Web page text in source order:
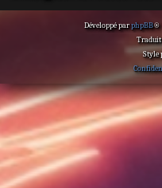
Développé parphpBB®
Style